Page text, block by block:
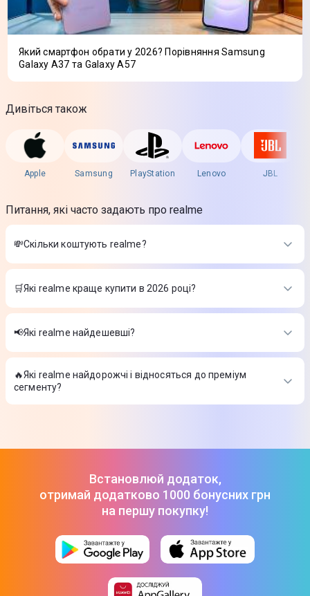
Який смартфон обрати у 2026? Порівняння Samsung
Galaxy A37 та Galaxy A57
Дивіться також
Apple Samsung PlayStation Lenovo JBL
Питання, які часто задають про realme
💸Скільки коштують realme?
Вартість товарів в категорії realme в інтернет-магазині
Цитрус
🛒Які realme краще купити в 2026 році?
Найкращі realme в 2026 році на думку інтернет-магазину
Цитрус
📢Які realme найдешевші?
На сьогодні найдешевші realme
🔥Які realme найдорожчі і відносяться до преміум
сегменту?
Встановлюй додаток,
отримай додатково 1000 бонусних грн
на першу покупку!